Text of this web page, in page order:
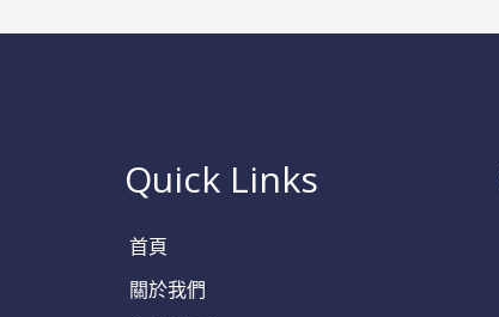
Quick Links
首頁
關於我們